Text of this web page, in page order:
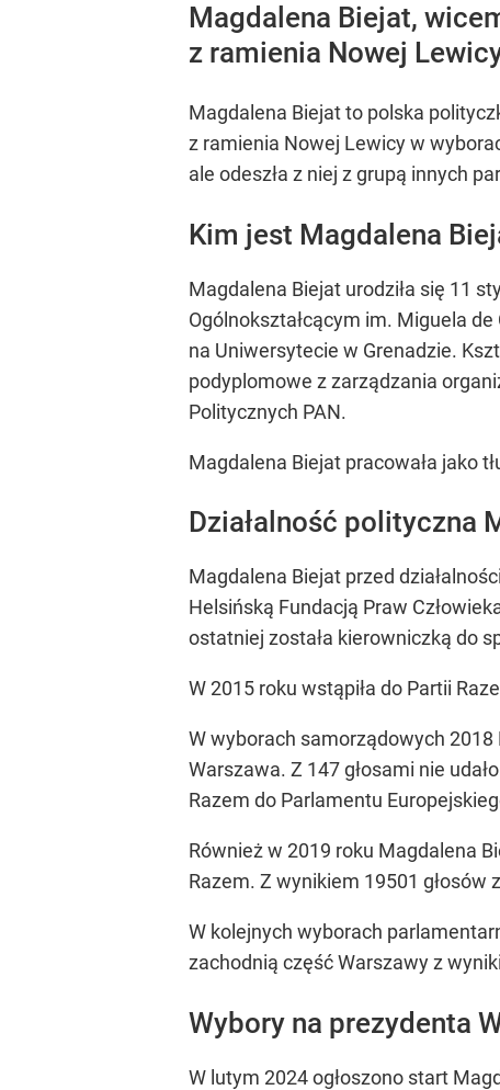
Magdalena Biejat,
z ramienia Nowej
Magdalena Biejat to polska
z ramienia Nowej Lewicy w
ale odeszła z niej z grupą innych
Kim jest Magdalena
Magdalena Biejat urodziła się 11
Ogólnokształcącym im. Miguela
na Uniwersytecie w Grenadzie.
podyplomowe z zarządzania
Politycznych PAN.
Magdalena Biejat pracowała jako
Działalność polityczna
Magdalena Biejat przed
Helsińską Fundacją Praw
ostatniej została kierowniczką do
W 2015 roku wstąpiła do Partii
W wyborach samorządowych 2018
Warszawa. Z 147 głosami nie
Razem do Parlamentu
Również w 2019 roku Magdalena
Razem. Z wynikiem 19501 głosów
W kolejnych wyborach
zachodnią część Warszawy z
Wybory na prezydenta
W lutym 2024 ogłoszono start